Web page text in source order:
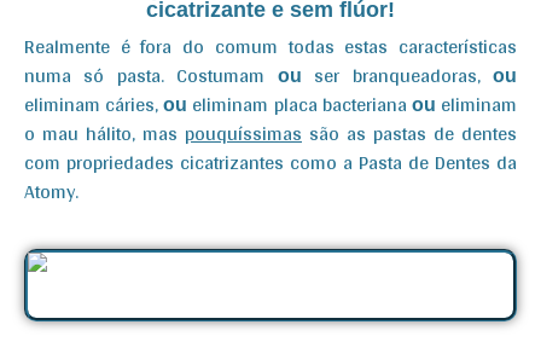
cicatrizante e sem flúor!
Realmente é fora do comum todas estas características
numa só pasta. Costumam
ou ser branqueadoras,ou
eliminam cáries,ou eliminam placa bacteriana ou eliminam
o mau hálito, mas pouquíssimas são as pastas de dentes
com propriedades cicatrizantes como a Pasta de Dentes da
Atomy.